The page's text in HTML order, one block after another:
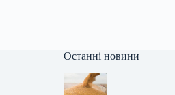
Останні новини